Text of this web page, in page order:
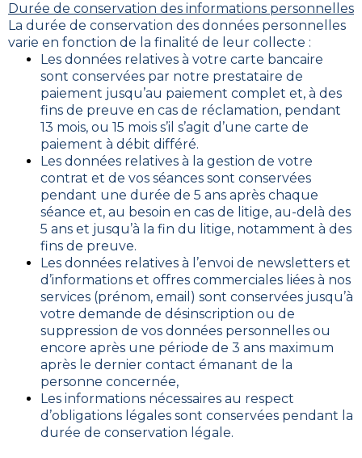
Durée de conservation des informations personnelles
La durée de conservation des données personnelles
varie en fonction de la finalité de leur collecte :
Les données relatives à votre carte bancaire
sont conservées par notre prestataire de
paiement jusqu’au paiement complet et, à des
fins de preuve en cas de réclamation, pendant
13 mois, ou 15 mois s’il s’agit d’une carte de
paiement à débit différé.
Les données relatives à la gestion de votre
contrat et de vos séances sont conservées
pendant une durée de 5 ans après chaque
séance et, au besoin en cas de litige, au-delà des
5 ans et jusqu’à la fin du litige, notamment à des
fins de preuve.
Les données relatives à l’envoi de newsletters et
d’informations et offres commerciales liées à nos
services (prénom, email) sont conservées jusqu’à
votre demande de désinscription ou de
suppression de vos données personnelles ou
encore après une période de 3 ans maximum
après le dernier contact émanant de la
personne concernée,
Les informations nécessaires au respect
d’obligations légales sont conservées pendant la
durée de conservation légale.